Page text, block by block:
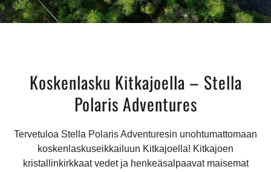
Koskenlasku Kitkajoella – Stella
Polaris Adventures
Tervetuloa Stella Polaris Adventuresin unohtumattomaan
koskenlaskuseikkailuun Kitkajoella! Kitkajoen
kristallinkirkkaat vedet ja henkeäsalpaavat maisemat